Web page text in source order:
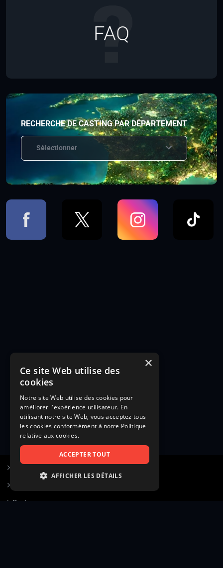
FAQ
RECHERCHE DE CASTING PAR DÉPARTEMENT
Sélectionner
Poster une annonce
×
Ce site Web utilise des
cookies
Notre site Web utilise des cookies pour
améliorer l'expérience utilisateur. En
utilisant notre site Web, vous acceptez tous
les cookies conformément à notre Politique
relative aux cookies.
ACCEPTER TOUT
AFFICHER LES DÉTAILS